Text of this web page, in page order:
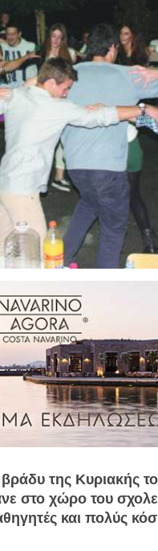
της Κυριακής
στο χώρο του
και πολύς